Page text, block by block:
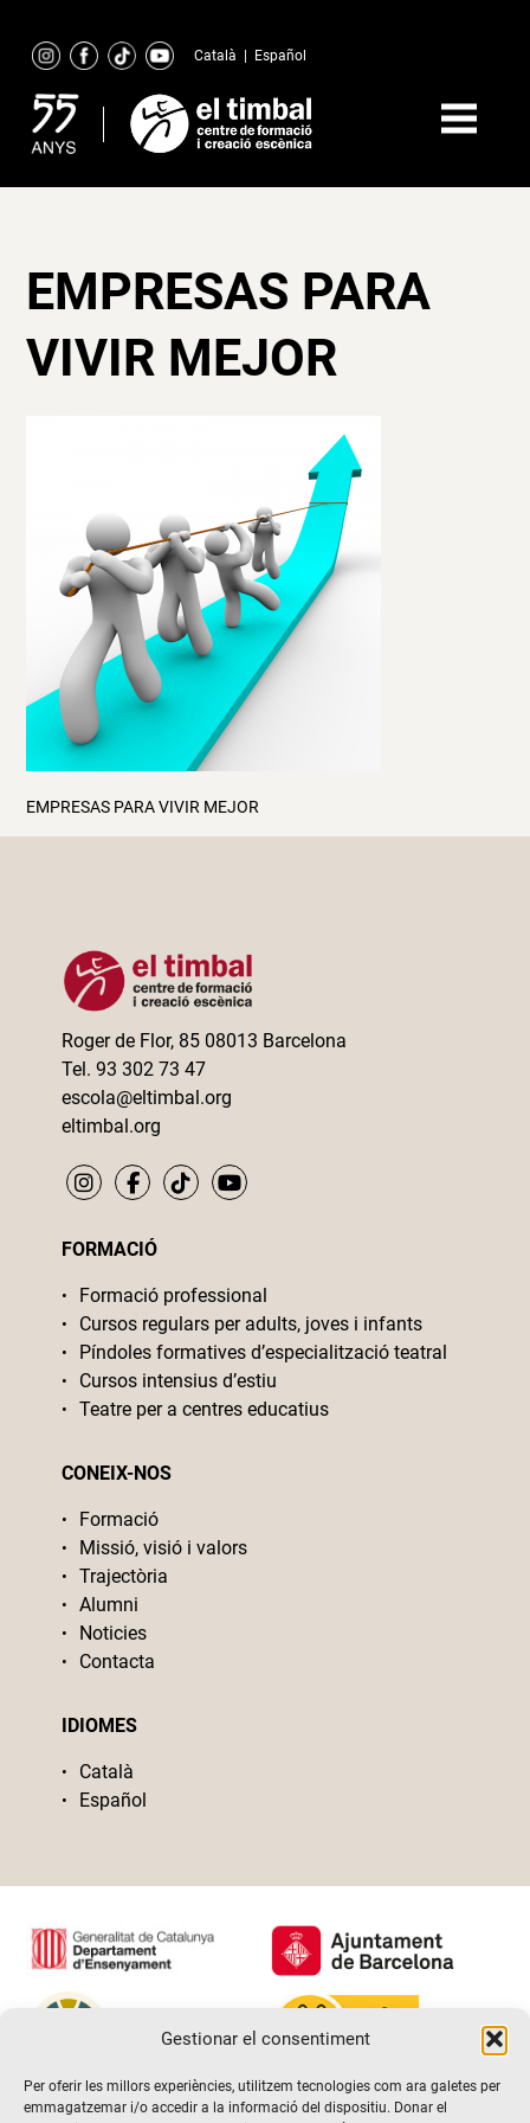
Gestionar el consentiment
Per oferir les millors experiències, utilitzem tecnologies com ara galetes per
emmagatzemar i/o accedir a la informació del dispositiu. Donar el
content
Català Español
EMPRESAS PARA
VIVIR MEJOR
EMPRESAS PARA VIVIR MEJOR
Roger de Flor, 85 08013 Barcelona
Tel. 93 302 73 47
escola@eltimbal.org
eltimbal.org
FORMACIÓ
Formació professional
Cursos regulars per adults, joves i infants
Píndoles formatives d’especialització teatral
Cursos intensius d’estiu
Teatre per a centres educatius
CONEIX-NOS
Formació
Missió, visió i valors
Trajectòria
Alumni
Noticies
Contacta
IDIOMES
Català
Español